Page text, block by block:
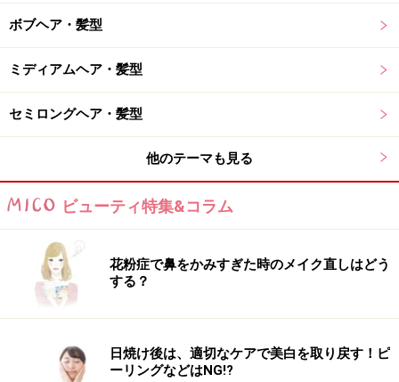
髪量：普通
髪質：柔らかい
顔型：卵型・丸
■ 参考記事
ナチュラルなのに小顔になれる＜ショートレイヤー＞が
気になる
※記事内容は執筆時点のものです。最新の内容をご確認くださ
ボブヘア・髪型
ミディアムヘア・髪型
セミロングヘア・髪型
他のテーマも見る
ビューティ特集&コラム
花粉症で鼻をかみすぎた時のメイク直しはどう
する？
日焼け後は、適切なケアで美白を取り戻す！ピ
ーリングなどはNG!?